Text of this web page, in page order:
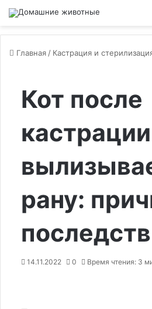
Главная / Кастрация и
Кот после
кастрации
рану:
14.11.2022 0 Время чтения: 3